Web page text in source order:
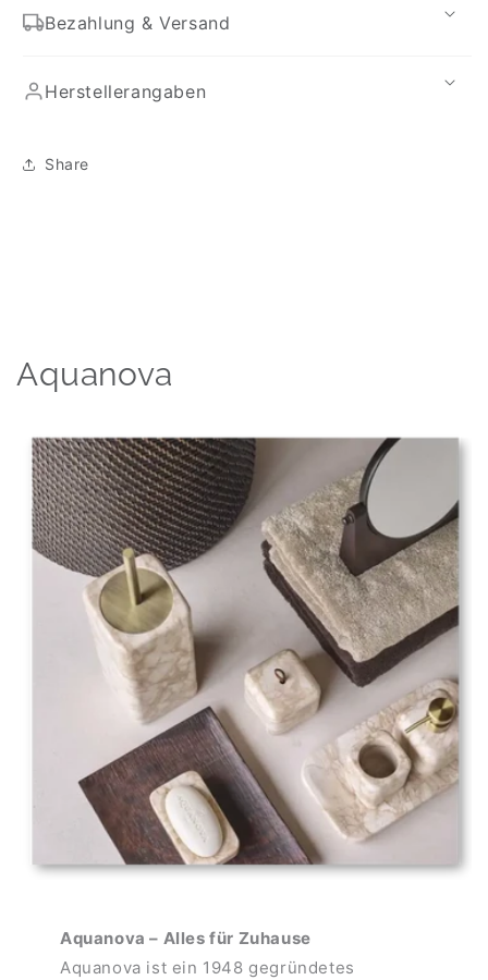
Bezahlung & Versand
Herstellerangaben
Share
Aquanova
Aquanova – Alles für Zuhause
Aquanova ist ein 1948 gegründetes